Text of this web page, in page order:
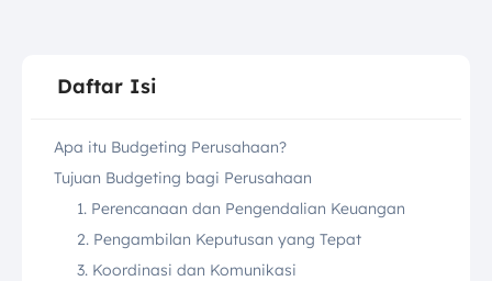
Daftar Isi
Apa itu Budgeting Perusahaan?
Tujuan Budgeting bagi Perusahaan
1. Perencanaan dan Pengendalian Keuangan
2. Pengambilan Keputusan yang Tepat
3. Koordinasi dan Komunikasi